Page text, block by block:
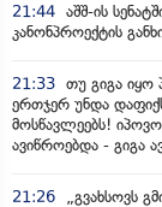
21:44 აშშ-ის
კანონპროექტის
21:33 თუ გიგა იყო
ერთჯერ უნდა
მოსწავლეებს!
ავიწროებდა - გიგა
21:26
„გვახსოვს